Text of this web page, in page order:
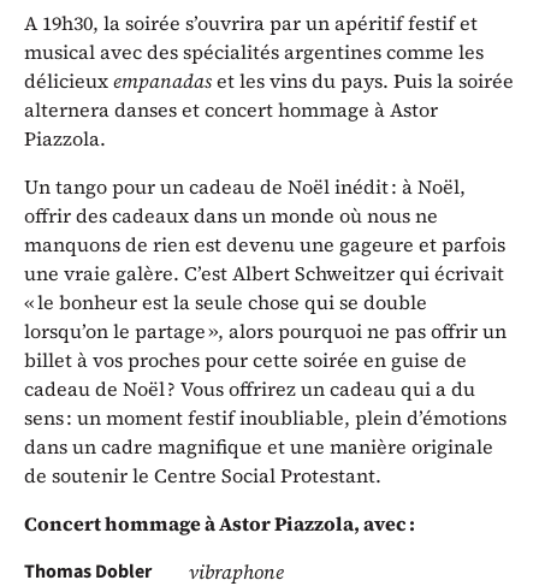
A 19h30, la soirée s’ouvrira par un apéritif festif et
musical avec des spécialités argentines comme les
délicieuxempanadaset les vins du pays. Puis la soirée
alternera danses et concert hommage à Astor
Piazzola.
Un tango pour un cadeau de Noël inédit : à Noël,
offrir des cadeaux dans un monde où nous ne
manquons de rien est devenu une gageure et parfois
une vraie galère. C’est Albert Schweitzer qui écrivait
« le bonheur est la seule chose qui se double
lorsqu’on le partage », alors pourquoi ne pas offrir un
billet à vos proches pour cette soirée en guise de
cadeau de Noël ? Vous offrirez un cadeau qui a du
sens : un moment festif inoubliable, plein d’émotions
dans un cadre magnifique et une manière originale
de soutenir le Centre Social Protestant.
Concert hommage à Astor Piazzola, avec :
Thomas Dobler
vibraphone